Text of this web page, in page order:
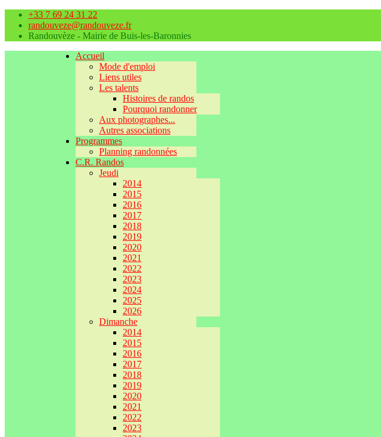
+33 7 69 24 31 22
randouveze@randouveze.fr
Randouvèze - Mairie de Buis-les-Baronnies
Accueil
Mode d'emploi
Liens utiles
Les talents
Histoires de randos
Pourquoi randonner
Aux photographes...
Autres associations
Programmes
Planning randonnées
C.R. Randos
Jeudi
2014
2015
2016
2017
2018
2019
2020
2021
2022
2023
2024
2025
2026
Dimanche
2014
2015
2016
2017
2018
2019
2020
2021
2022
2023